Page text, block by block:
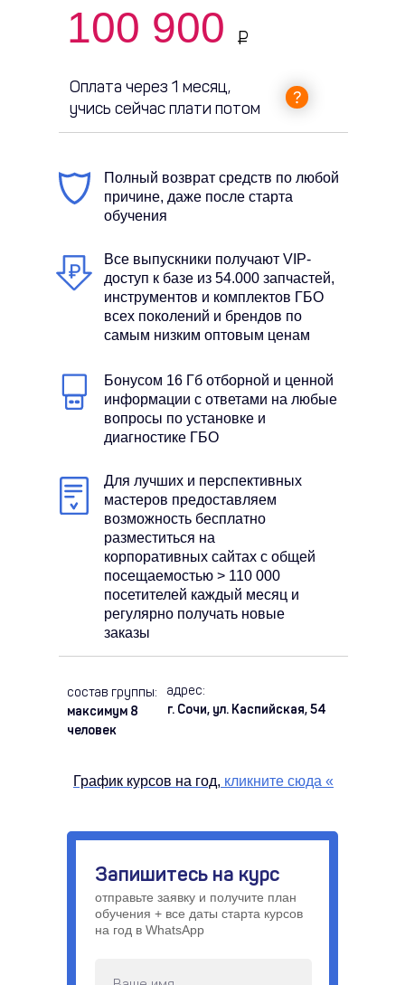
Оплата через 1 месяц,
учись сейчас плати потом
100 900
Полный возврат средств по любой
причине, даже после старта
обучения
состав группы:
максимум 8
человек
адрес:
г. Сочи, ул. Каспийская, 54
Все выпускники получают VIP-
доступ к базе из 54.000 запчастей,
инструментов и комплектов ГБО
всех поколений и брендов по
самым низким оптовым ценам
Бонусом 16 Гб отборной и ценной
информации с ответами на любые
вопросы по установке и
диагностике ГБО
Для лучших и перспективных
мастеров предоставляем
возможность бесплатно
разместиться на
корпоративных сайтах с общей
посещаемостью > 110 000
посетителей каждый месяц и
регулярно получать новые
заказы
Запишитесь на курс
отправьте заявку и получите план
обучения + все даты старта курсов
на год в WhatsApp
График курсов на год, кликните сюда «
₽